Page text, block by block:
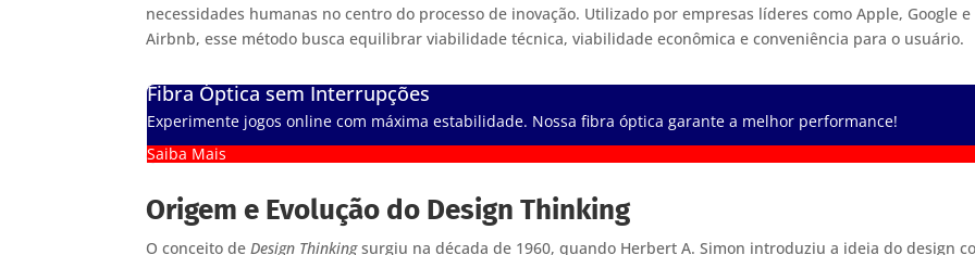
necessidades humanas no centro do processo de inovação. Utilizado por empresas líderes como Apple, Google e
Airbnb, esse método busca equilibrar viabilidade técnica, viabilidade econômica e conveniência para o usuário.
Fibra Óptica sem Interrupções
Experimente jogos online com máxima estabilidade. Nossa fibra óptica garante a melhor performance!
Saiba Mais
Origem e Evolução do Design Thinking
O conceito deDesign Thinkingsurgiu na década de 1960, quando Herbert A. Simon introduziu a ideia do design